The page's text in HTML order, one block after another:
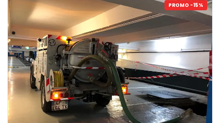
PROMO -15%